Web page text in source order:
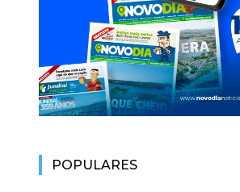
POPULARES